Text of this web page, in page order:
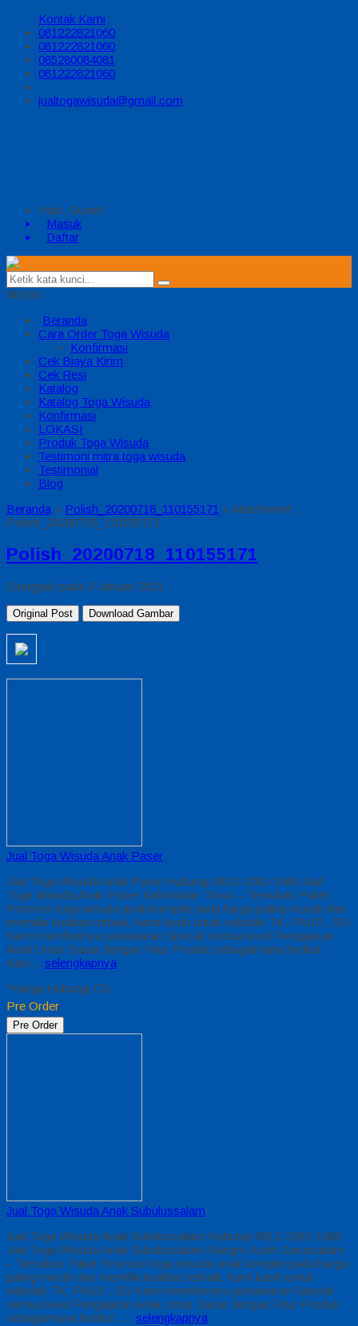
Kontak Kami
081222821060
081222821060
085280084081
081222821060
jualtogawisuda@gmail.com
Halo, Guest!
Masuk
Daftar
MENU
Beranda
Cara Order Toga Wisuda
Konfirmasi
Cek Biaya Kirim
Cek Resi
Katalog
Katalog Toga Wisuda
Konfirmasi
LOKASI
Produk Toga Wisuda
Testimoni mitra toga wisuda
Testimonial
Blog
Beranda » Polish_20200718_110155171 » Attachment :
Polish_20200718_110155171
Polish_20200718_110155171
Diunggah pada 3 Januari 2021
Original Post Download Gambar
Jual Toga Wisuda Anak Paser
Jual Toga Wisuda Anak Paser Hubungi 0812-2282-1060 Jual
Toga Wisuda Anak Paser Kalimantan Timur – Temukan Paket
Promosi toga wisuda anak komplet pada harga paling murah dan
memiliki kualitas terbaik, kami kasih untuk sekolah TK, PAUD , SD
Kami memberinya penawaran Special semua level Pengajaran
Anak Umur Dasar dengan Fitur Produk sebagaimana berikut :
Kain… selengkapnya
*Harga Hubungi CS
Pre Order
Pre Order
Jual Toga Wisuda Anak Subulussalam
Jual Toga Wisuda Anak Subulussalam Hubungi 0812-2282-1060
Jual Toga Wisuda Anak Subulussalam Nangro Aceh Darussalam
– Temukan Paket Promosi toga wisuda anak komplet pada harga
paling murah dan memiliki kualitas terbaik, kami kasih untuk
sekolah TK, PAUD , SD Kami memberinya penawaran Special
semua level Pengajaran Anak Umur Dasar dengan Fitur Produk
sebagaimana berikut :… selengkapnya